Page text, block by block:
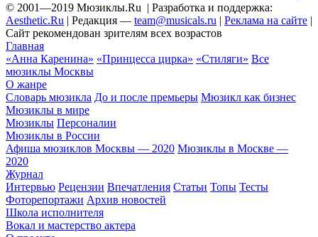
© 2001—2019 Мюзиклы.Ru | Разработка и поддержка:
Aesthetic.Ru | Редакция — team@musicals.ru | Реклама на сайте |
Сайт рекомендован зрителям всех возрастов
Главная
«Анна Каренина» «Принцесса цирка» «Стиляги» Все
мюзиклы Москвы
О жанре
Cловарь мюзикла До и после премьеры Мюзикл как бизнес
Мюзиклы в мире
Мюзиклы Персоналии
Мюзиклы в России
Афиша мюзиклов Москвы — 2020 Мюзиклы в Москве —
2020
Журнал
Интервью Рецензии Впечатления Статьи Топы Тесты
Фоторепортажи Aрхив новостей
Школа исполнителя
Вокал и мастерство актера